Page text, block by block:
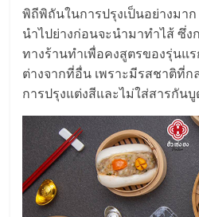
ทุน
ไว,
ที่
ปรึกษา
การ
พิถีพิถันในการปรุงเป็นอย่างมา
นำไปย่างก่อนจะนำมาทำไส้ ซึ่
ทางร้านทำเพื่อคงสูตรของรุ่นแ
ต่างจากที่อื่น เพราะมีรสชาติที่
การปรุงแต่งสีและไม่ใส่สารกัน